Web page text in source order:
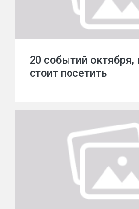
20 событий октября,
стоит посетить